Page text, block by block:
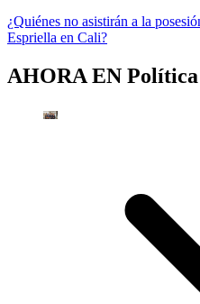
¿Quiénes no asistirán a la
Espriella en Cali?
AHORA EN Política